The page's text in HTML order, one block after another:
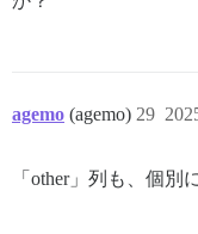
agemo (agemo) 29
「other」列も、個別